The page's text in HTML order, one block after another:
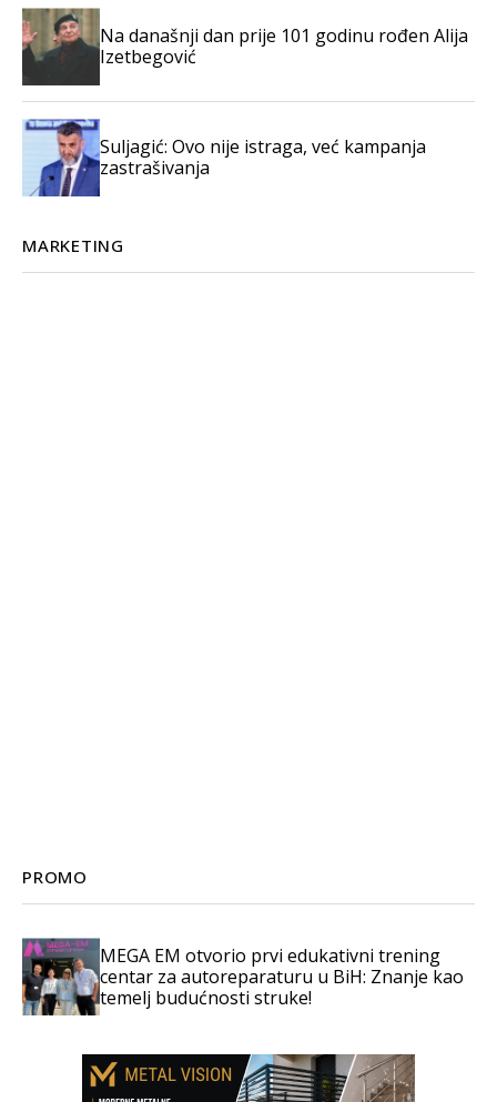
Na današnji dan prije 101 godinu rođen Alija
Izetbegović
Suljagić: Ovo nije istraga, već kampanja
zastrašivanja
MARKETING
PROMO
MEGA EM otvorio prvi edukativni trening
centar za autoreparaturu u BiH: Znanje kao
temelj budućnosti struke!